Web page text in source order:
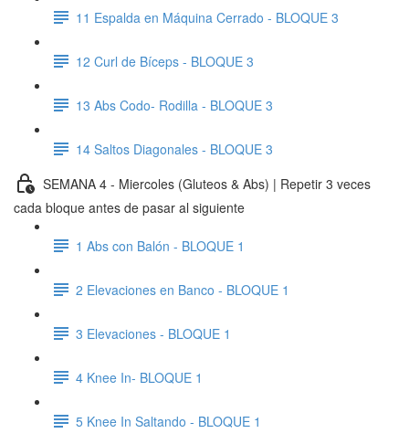
11 Espalda en Máquina Cerrado - BLOQUE 3
12 Curl de Bíceps - BLOQUE 3
13 Abs Codo- Rodilla - BLOQUE 3
14 Saltos Diagonales - BLOQUE 3
SEMANA 4 - Miercoles (Gluteos & Abs) | Repetir 3 veces
cada bloque antes de pasar al siguiente
1 Abs con Balón - BLOQUE 1
2 Elevaciones en Banco - BLOQUE 1
3 Elevaciones - BLOQUE 1
4 Knee In- BLOQUE 1
5 Knee In Saltando - BLOQUE 1